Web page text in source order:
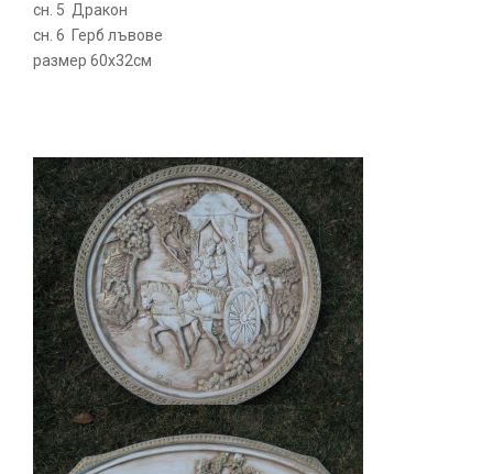
сн. 5 Дракон
сн. 6 Герб лъвове
размер 60х32см